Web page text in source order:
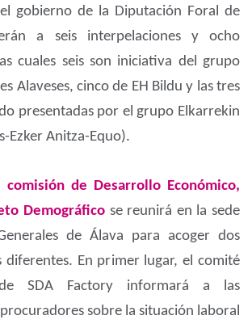
gobierno de la Diputación Foral de
a seis interpelaciones y ocho
cuales seis son iniciativa del grupo
Alaveses, cinco de EH Bildu y las tres
presentadas por el grupo Elkarrekin
Ezker Anitza-Equo).
comisión de Desarrollo Económico,
Demográfico se reunirá en la sede
de Álava para acoger dos
diferentes. En primer lugar, el comité
SDA Factory informará a las
sobre la situación laboral